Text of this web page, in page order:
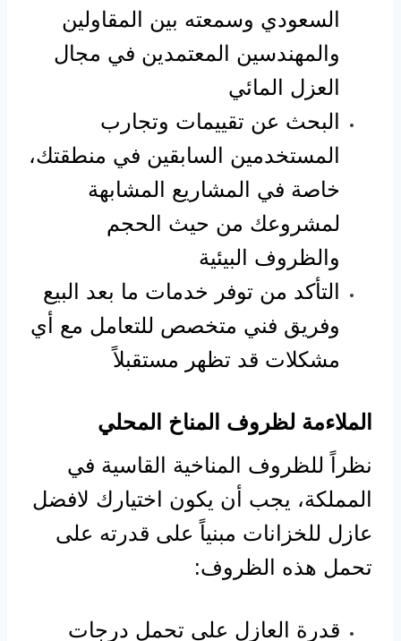
السعودي وسمعته بين المقاولين
والمهندسين المعتمدين في مجال
العزل المائي
البحث عن تقييمات وتجارب
المستخدمين السابقين في منطقتك،
خاصة في المشاريع المشابهة
لمشروعك من حيث الحجم
والظروف البيئية
التأكد من توفر خدمات ما بعد البيع
وفريق فني متخصص للتعامل مع أي
مشكلات قد تظهر مستقبلاً
الملاءمة لظروف المناخ المحلي
نظراً للظروف المناخية القاسية في
المملكة، يجب أن يكون اختيارك لافضل
عازل للخزانات مبنياً على قدرته على
تحمل هذه الظروف:
قدرة العازل على تحمل درجات